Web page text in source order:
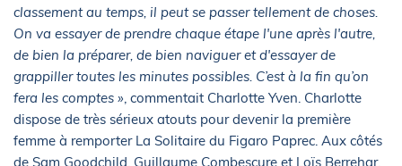
classement au temps, il peut se passer tellement de choses.
On va essayer de prendre chaque étape l'une après l'autre,
de bien la préparer, de bien naviguer et d'essayer de
grappiller toutes les minutes possibles. C’est à la fin qu’on
fera les comptes » , commentait Charlotte Yven. Charlotte
dispose de très sérieux atouts pour devenir la première
femme à remporter La Solitaire du Figaro Paprec. Aux côtés
de Sam Goodchild, Guillaume Combescure et Loïs Berrehar,